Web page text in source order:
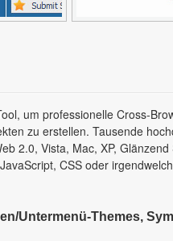
um professionelle Cross-
zu erstellen. Tausende
2.0, Vista, Mac, XP,
CSS oder
Untermenü-Themes,